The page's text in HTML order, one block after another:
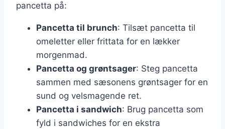
pancetta på:
Pancetta til brunch: Tilsæt pancetta til
omeletter eller frittata for en lækker
morgenmad.
Pancetta og grøntsager: Steg pancetta
sammen med sæsonens grøntsager for en
sund og velsmagende ret.
Pancetta i sandwich: Brug pancetta som
fyld i sandwiches for en ekstra